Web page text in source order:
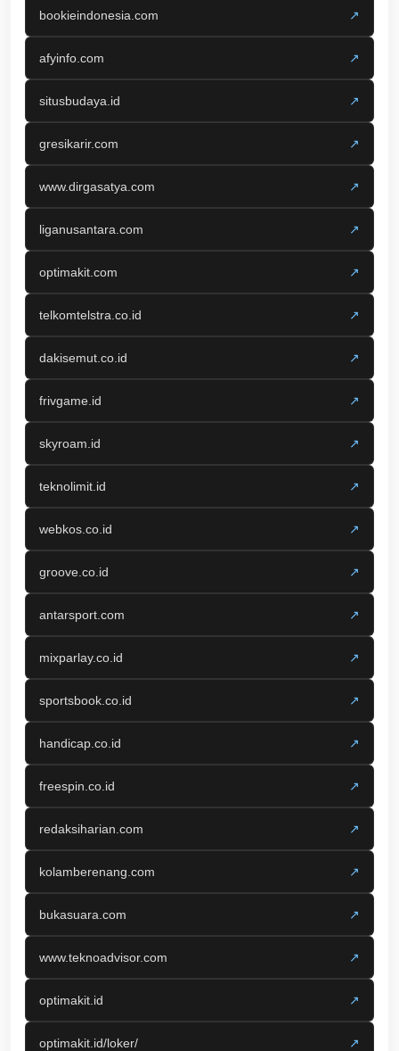
bookieindonesia.com ↗
afyinfo.com ↗
situsbudaya.id ↗
gresikarir.com ↗
www.dirgasatya.com ↗
liganusantara.com ↗
optimakit.com ↗
telkomtelstra.co.id ↗
dakisemut.co.id ↗
frivgame.id ↗
skyroam.id ↗
teknolimit.id ↗
webkos.co.id ↗
groove.co.id ↗
antarsport.com ↗
mixparlay.co.id ↗
sportsbook.co.id ↗
handicap.co.id ↗
freespin.co.id ↗
redaksiharian.com ↗
kolamberenang.com ↗
bukasuara.com ↗
www.teknoadvisor.com ↗
optimakit.id ↗
optimakit.id/loker/ ↗